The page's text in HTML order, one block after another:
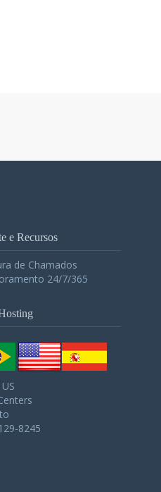
e Recursos
de Chamados
24/7/365
8245